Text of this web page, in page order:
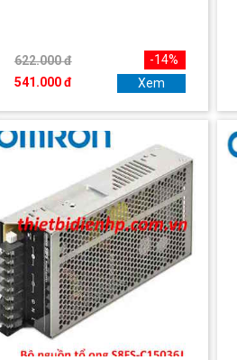
622.000 đ
541.000 đ
-14%
Xem